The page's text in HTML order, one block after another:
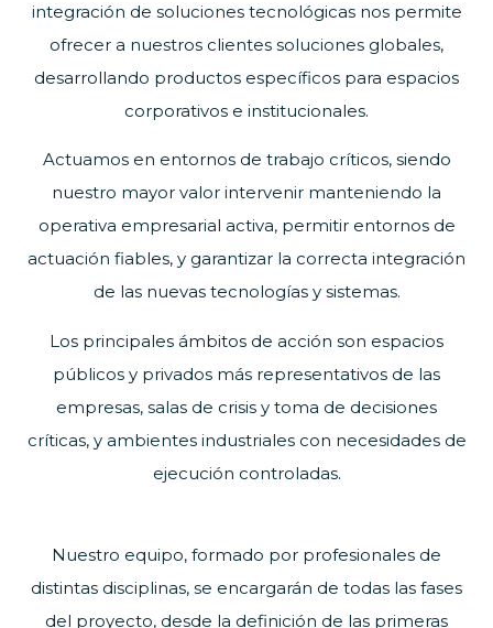
integración de soluciones tecnológicas nos permite
ofrecer a nuestros clientes soluciones globales,
desarrollando productos específicos para espacios
corporativos e institucionales.
Actuamos en entornos de trabajo críticos, siendo
nuestro mayor valor intervenir manteniendo la
operativa empresarial activa, permitir entornos de
actuación fiables, y garantizar la correcta integración
de las nuevas tecnologías y sistemas.
Los principales ámbitos de acción son espacios
públicos y privados más representativos de las
empresas, salas de crisis y toma de decisiones
críticas, y ambientes industriales con necesidades de
ejecución controladas.
Nuestro equipo, formado por profesionales de
distintas disciplinas, se encargarán de todas las fases
del proyecto, desde la definición de las primeras